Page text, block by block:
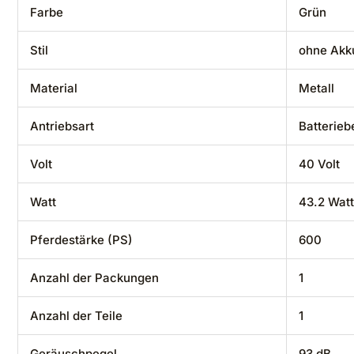
Farbe ‎Grün
Stil ‎ohne
Material ‎Metall
Antriebsart
Volt ‎40 Volt
Watt ‎43.2
Pferdestärke (PS) ‎600
Anzahl der Packungen ‎1
Anzahl der Teile ‎1